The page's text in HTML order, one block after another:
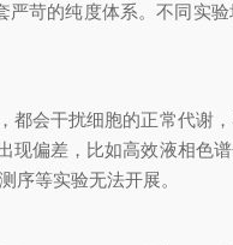
的纯度体系。不同实
干扰细胞的正常代谢
偏差，比如高效液相色
序等实验无法开展。